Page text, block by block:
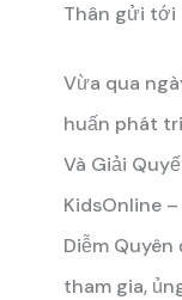
Thân gửi tới
Vừa qua
huấn phát
Và Giải
KidsOnline
Diễm
tham gia,